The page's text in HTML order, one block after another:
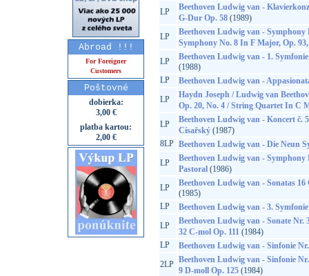
Abroad !!!
For Foreigner
Customers
Poštovné
dobierka:
3,00 €
platba kartou:
2,00 €
LP
Beethoven Ludwig van -
G-Dur Op. 58(1989)
LP
Beethoven Ludwig van -
Symphony No. 8 In F Major, Op. 93,
LP
Beethoven Ludwig van - 1.
(1988)
LP
Beethoven Ludwig van -
LP
Haydn Joseph / Ludwig van
Op. 20, No. 4 / String Quartet In C
LP
Beethoven Ludwig van - Koncert č.
Císařský(1987)
8LP Beethoven Ludwig van - Die Neun
LP
Beethoven Ludwig van - Symphony
Pastoral(1986)
LP
Beethoven Ludwig van - Sonatas
(1985)
LP
Beethoven Ludwig van - 3.
LP
Beethoven Ludwig van - Sonate Nr.
32 C-mol Op. 111(1984)
LP
Beethoven Ludwig van - Sinfonie
2LP Beethoven Ludwig van - Sinfonie
9 D-moll Op. 125(1984)